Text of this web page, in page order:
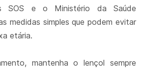
SOS e o Ministério da Saúde
medidas simples que podem evitar
etária.
mantenha o lençol sempre